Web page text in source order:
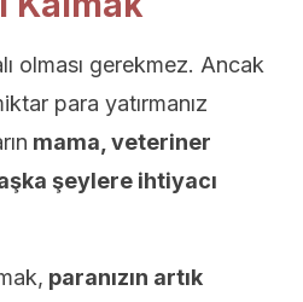
olması gerekmez. Ancak
para yatırmanız
mama, veteriner
şeylere ihtiyacı
paranızın artık